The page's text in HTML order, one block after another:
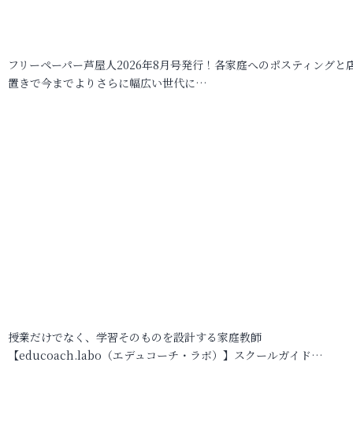
フリーペーパー芦屋人2026年8月号発行！各家庭へのポスティングと
置きで今までよりさらに幅広い世代に…
授業だけでなく、学習そのものを設計する家庭教師
【educoach.labo（エデュコーチ・ラボ）】スクールガイド…